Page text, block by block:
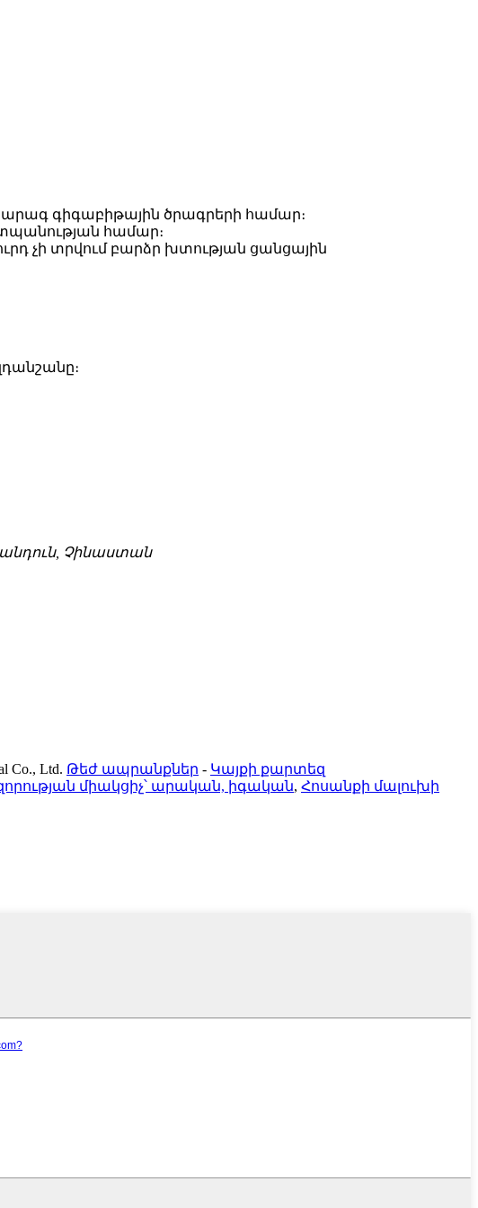
գիգաբիթային ծրագրերի համար։
համար։
չի տրվում բարձր խտության ցանցային
Չինաստան
Ltd. Թեժ ապրանքներ - Կայքի քարտեզ
միակցիչ՝ արական, իգական, Հոսանքի մալուխի